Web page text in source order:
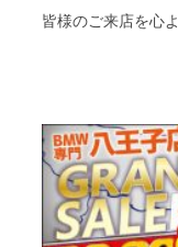
皆様のご来店を心